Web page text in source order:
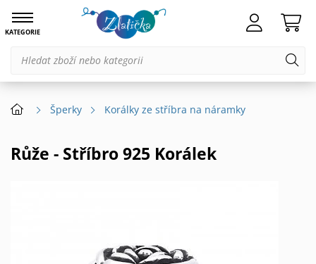
KATEGORIE
Šperky Korálky ze stříbra na náramky
Růže - Stříbro 925 Korálek